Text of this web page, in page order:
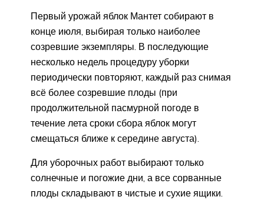
Первый урожай яблок Мантет собирают в
конце июля, выбирая только наиболее
созревшие экземпляры. В последующие
несколько недель процедуру уборки
периодически повторяют, каждый раз снимая
всё более созревшие плоды (при
продолжительной пасмурной погоде в
течение лета сроки сбора яблок могут
смещаться ближе к середине августа).
Для уборочных работ выбирают только
солнечные и погожие дни, а все сорванные
плоды складывают в чистые и сухие ящики.